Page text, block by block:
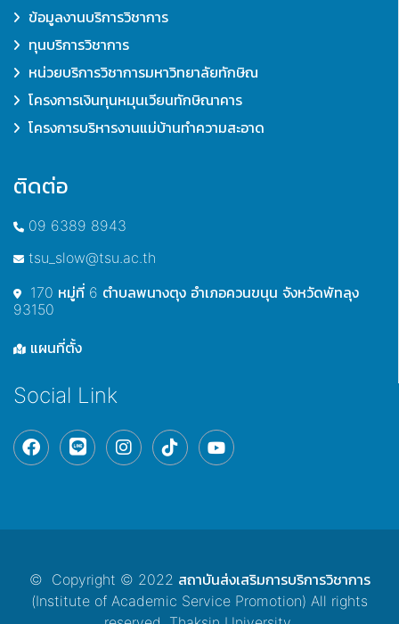
ข้อมูลงานบริการวิชาการ
ทุนบริการวิชาการ
หน่วยบริการวิชาการมหาวิทยาลัยทักษิณ
โครงการเงินทุนหมุนเวียนทักษิณาคาร
โครงการบริหารงานแม่บ้านทำความสะอาด
ติดต่อ
09 6389 8943
tsu_slow@tsu.ac.th
170 หมู่ที่ 6 ตำบลพนางตุง อำเภอควนขนุน จังหวัดพัทลุง
93150
แผนที่ตั้ง
Social Link
© Copyright © 2022 สถาบันส่งเสริมการบริการวิชาการ
(Institute of Academic Service Promotion) All rights